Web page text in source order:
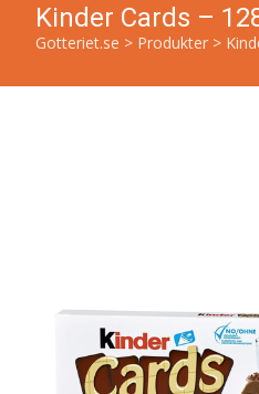
Kinder Cards –
Gotteriet.se > Produkter >